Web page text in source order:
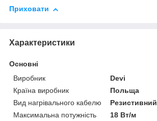
Приховати
Характеристики
Основні
Виробник
Devi
Країна виробник
Польща
Вид нагрівального кабелю
Резистивний
Максимальна потужність
18 Вт/м